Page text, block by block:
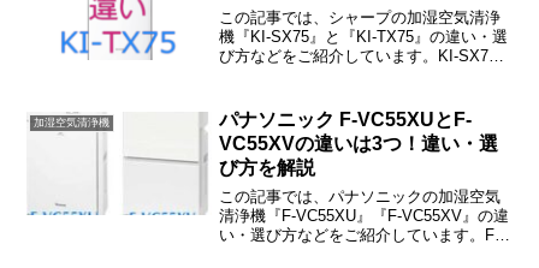
この記事では、シャープの加湿空気清浄
機『KI-SX75』と『KI-TX75』の違い・選
び方などをご紹介しています。KI-SX75
マホアプリの機能」の4つです。
加湿空気清浄機
パナソニック F-VC55XUとF-
VC55XVの違いは3つ！違い・選
び方を解説
この記事では、パナソニックの加湿空気
清浄機『F-VC55XU』『F-VC55XV』の違
い・選び方などをご紹介しています。F-